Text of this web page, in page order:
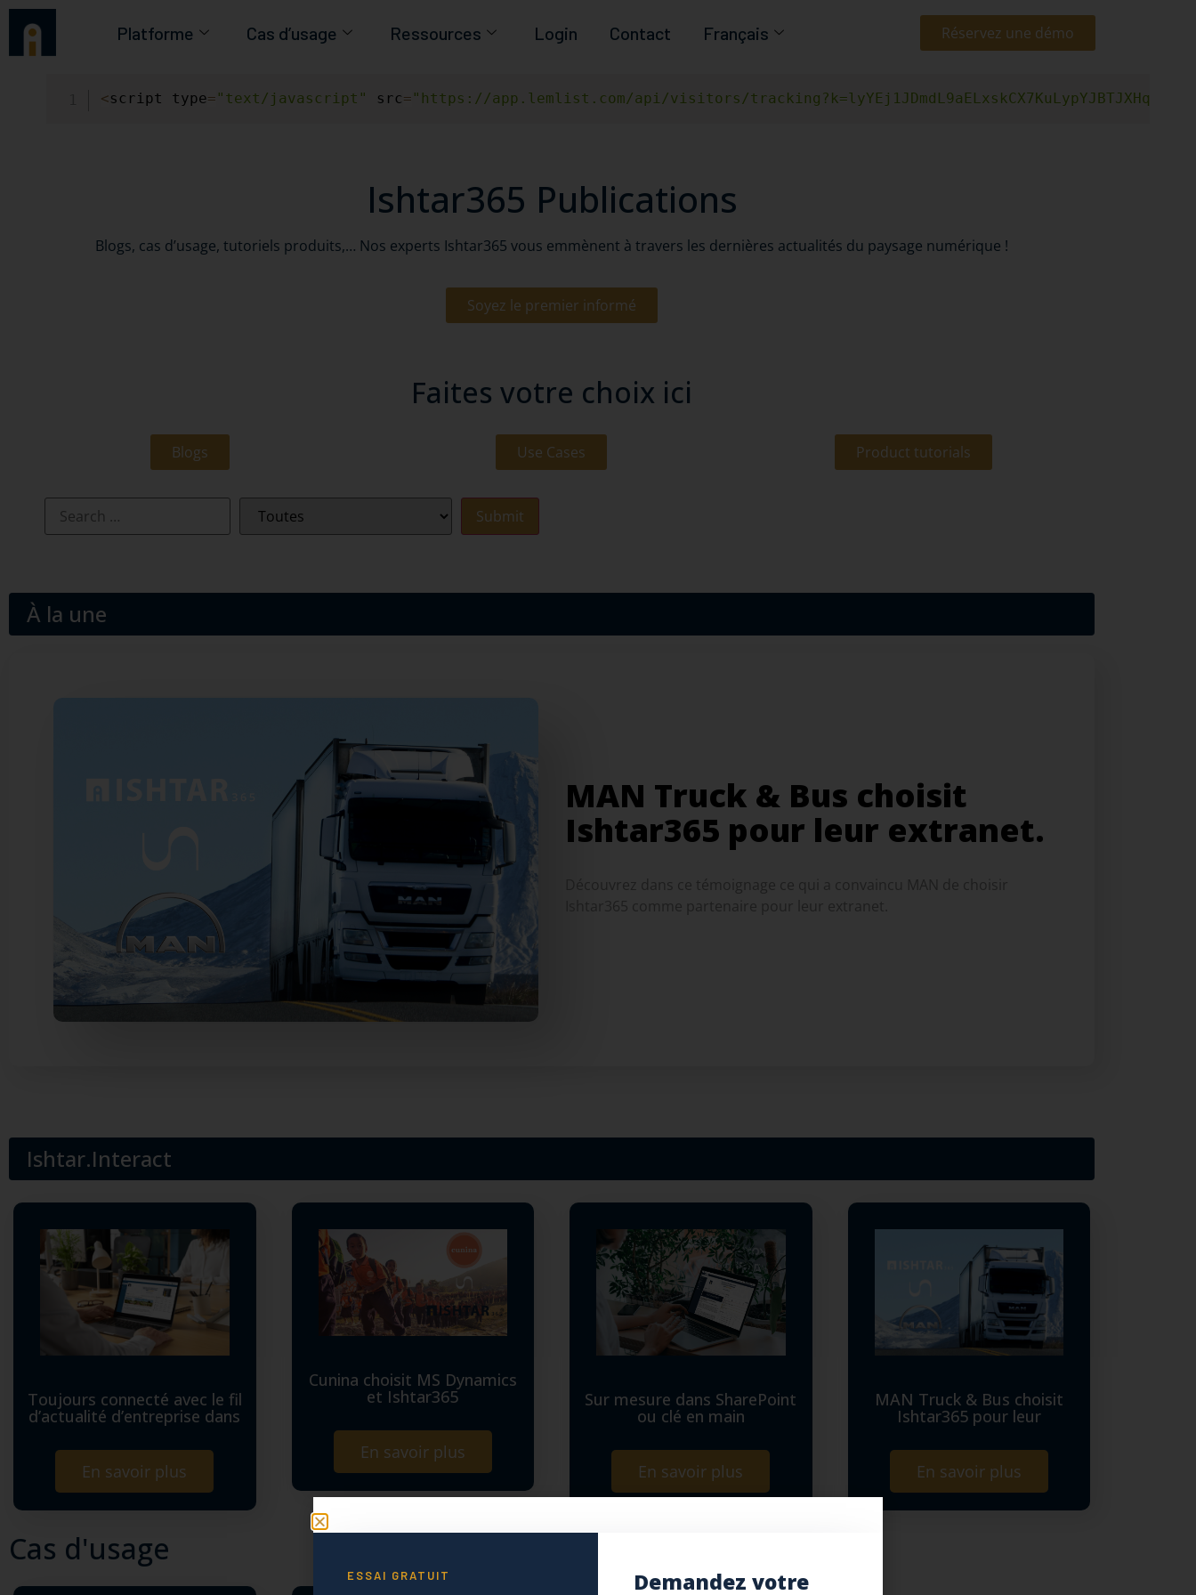
Platforme Cas d’usage Ressources Login Contact Français Réservez une démo
<script type= "text/javascript" src= "https://app.lemlist.com/api/visitors/
Ishtar365 Publications
Blogs, cas d’usage, tutoriels produits,… Nos experts Ishtar365 vous emmènent à travers les dernières actualités du paysage numérique !
Soyez le premier informé
Faites votre choix ici
Blogs Use Cases Product tutorials
À la une
MAN Truck & Bus choisit
Ishtar365 pour leur extranet.
Ishtar.Interact
Toujours connecté avec le fil
d’actualité d’entreprise dans
En savoir plus
Cunina choisit MS Dynamics
et Ishtar365
En savoir plus
Sur mesure dans SharePoint
ou clé en main
En savoir plus
MAN Truck & Bus choisit
Ishtar365 pour leur
En savoir plus
Cas d'usage
ESSAI GRATUIT
Demandez votre